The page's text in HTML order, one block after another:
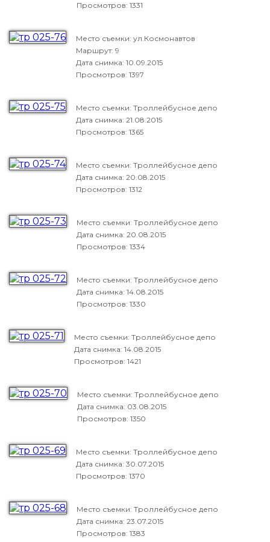
Просмотров: 1331
Место съемки: ул.Космонавтов
Маршрут: 9
Дата снимка: 10.09.2015
Просмотров: 1397
Место съемки: Троллейбусное депо
Дата снимка: 21.08.2015
Просмотров: 1365
Место съемки: Троллейбусное депо
Дата снимка: 20.08.2015
Просмотров: 1312
Место съемки: Троллейбусное депо
Дата снимка: 20.08.2015
Просмотров: 1334
Место съемки: Троллейбусное депо
Дата снимка: 14.08.2015
Просмотров: 1330
Место съемки: Троллейбусное депо
Дата снимка: 14.08.2015
Просмотров: 1421
Место съемки: Троллейбусное депо
Дата снимка: 03.08.2015
Просмотров: 1350
Место съемки: Троллейбусное депо
Дата снимка: 30.07.2015
Просмотров: 1370
Место съемки: Троллейбусное депо
Дата снимка: 23.07.2015
Просмотров: 1383